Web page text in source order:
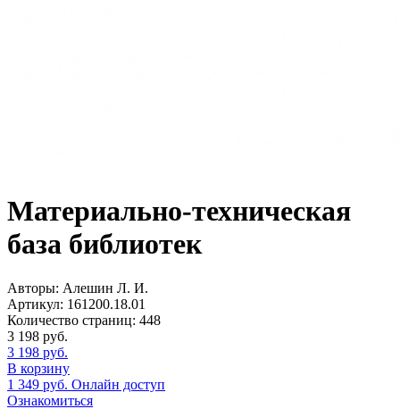
Материально-техническая
база библиотек
Авторы: Алешин Л. И.
Артикул: 161200.18.01
Количество страниц: 448
3 198 руб.
3 198 руб.
В корзину
1 349 руб. Онлайн доступ
Ознакомиться